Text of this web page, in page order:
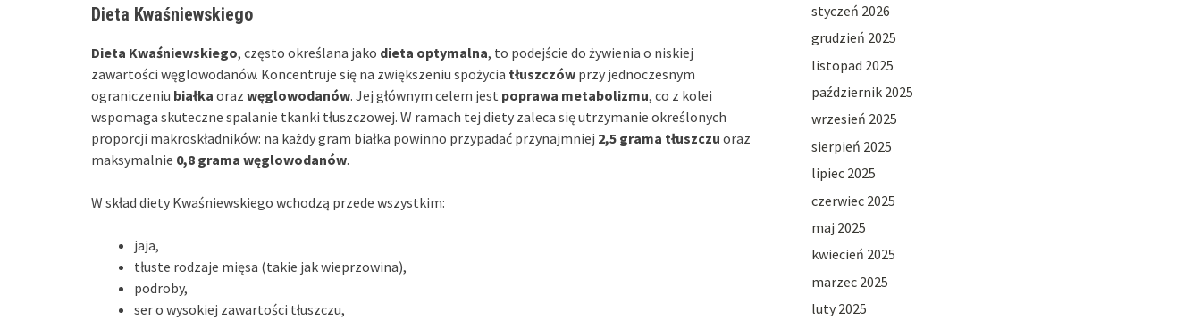
Dieta Kwaśniewskiego
Dieta Kwaśniewskiego, często określana jako dieta optymalna, to podejście do żywienia o niskiej
zawartości węglowodanów. Koncentruje się na zwiększeniu spożycia tłuszczów przy jednoczesnym
ograniczeniu białka oraz węglowodanów. Jej głównym celem jest poprawa metabolizmu, co z kolei
wspomaga skuteczne spalanie tkanki tłuszczowej. W ramach tej diety zaleca się utrzymanie określonych
proporcji makroskładników: na każdy gram białka powinno przypadać przynajmniej 2,5 grama tłuszczu oraz
maksymalnie 0,8 grama węglowodanów.
W skład diety Kwaśniewskiego wchodzą przede wszystkim:
jaja,
tłuste rodzaje mięsa (takie jak wieprzowina),
podroby,
ser o wysokiej zawartości tłuszczu,
styczeń 2026
grudzień 2025
listopad 2025
październik 2025
wrzesień 2025
sierpień 2025
lipiec 2025
czerwiec 2025
maj 2025
kwiecień 2025
marzec 2025
luty 2025